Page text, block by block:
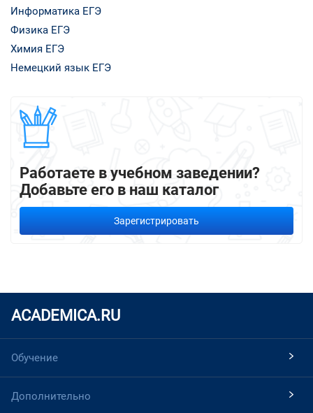
Информатика ЕГЭ
Физика ЕГЭ
Химия ЕГЭ
Немецкий язык ЕГЭ
Работаете в учебном заведении?
Добавьте его в наш каталог
Зарегистрировать
ACADEMICA.RU
Обучение
Дополнительно